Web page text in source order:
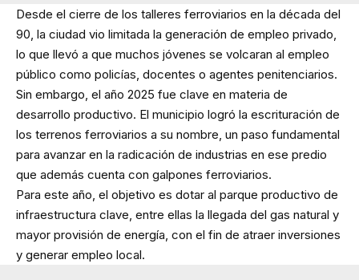
Desde el cierre de los talleres ferroviarios en la década del
90, la ciudad vio limitada la generación de empleo privado,
lo que llevó a que muchos jóvenes se volcaran al empleo
público como policías, docentes o agentes penitenciarios.
Sin embargo, el año 2025 fue clave en materia de
desarrollo productivo. El municipio logró la escrituración de
los terrenos ferroviarios a su nombre, un paso fundamental
para avanzar en la radicación de industrias en ese predio
que además cuenta con galpones ferroviarios.
Para este año, el objetivo es dotar al parque productivo de
infraestructura clave, entre ellas la llegada del gas natural y
mayor provisión de energía, con el fin de atraer inversiones
y generar empleo local.